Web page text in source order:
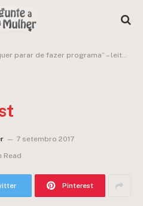
parar de fazer programa” – leitor pede ajuda
7 setembro 2017
Read
Pinterest